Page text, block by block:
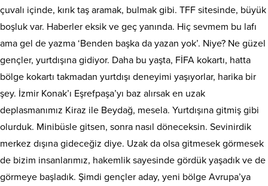
çuvalı içinde, kırık taş aramak, bulmak gibi. TFF sitesinde, büyük
boşluk var. Haberler eksik ve geç yanında. Hiç sevmem bu lafı
ama gel de yazma ‘Benden başka da yazan yok’. Niye? Ne güzel
gençler, yurtdışına gidiyor. Daha bu yaşta, FİFA kokartı, hatta
bölge kokartı takmadan yurtdışı deneyimi yaşıyorlar, harika bir
şey. İzmir Konak’ı Eşrefpaşa’yı baz alırsak en uzak
deplasmanımız Kiraz ile Beydağ, mesela. Yurtdışına gitmiş gibi
olurduk. Minibüsle gitsen, sonra nasıl döneceksin. Sevinirdik
merkez dışına gideceğiz diye. Uzak da olsa gitmesek görmesek
de bizim insanlarımız, hakemlik sayesinde gördük yaşadık ve de
görmeye başladık. Şimdi gençler aday, yeni bölge Avrupa’ya